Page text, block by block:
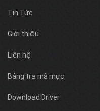
Tin Tức
Giới thiệu
Liên hệ
Bảng tra mã mực
Download Driver